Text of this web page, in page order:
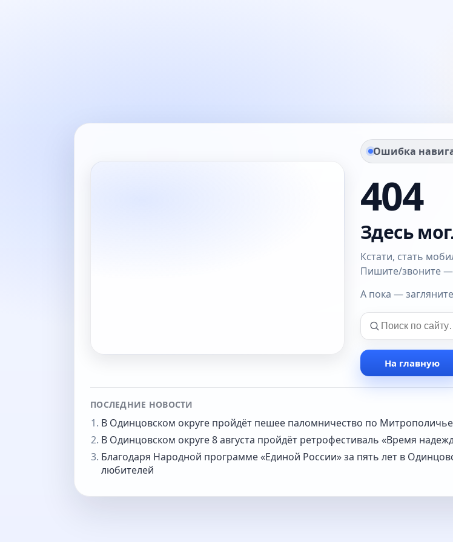
Ошибка
404
Здесь
Кстати, стать
Пишите/звоните —
А пока —
На главную
ПОСЛЕДНИЕ НОВОСТИ
В Одинцовском округе пройдёт пешее паломничество по
В Одинцовском округе 8 августа пройдёт ретрофестиваль «Время
Благодаря Народной программе «Единой России» за пять лет в
любителей